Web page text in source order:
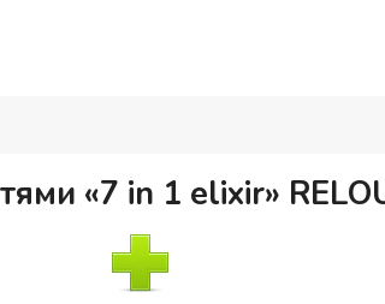
«7 in 1 elixir»